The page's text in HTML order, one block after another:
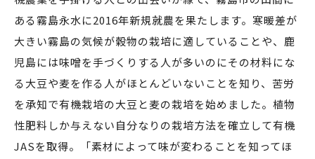
ある霧島永水に2016年新規就農を果たします。寒暖差が
大きい霧島の気候が穀物の栽培に適していることや、鹿
児島には味噌を手づくりする人が多いのにその材料にな
る大豆や麦を作る人がほとんどいないことを知り、苦労
を承知で有機栽培の大豆と麦の栽培を始めました。植物
性肥料しか与えない自分なりの栽培方法を確立して有機
JASを取得。「素材によって味が変わることを知ってほ